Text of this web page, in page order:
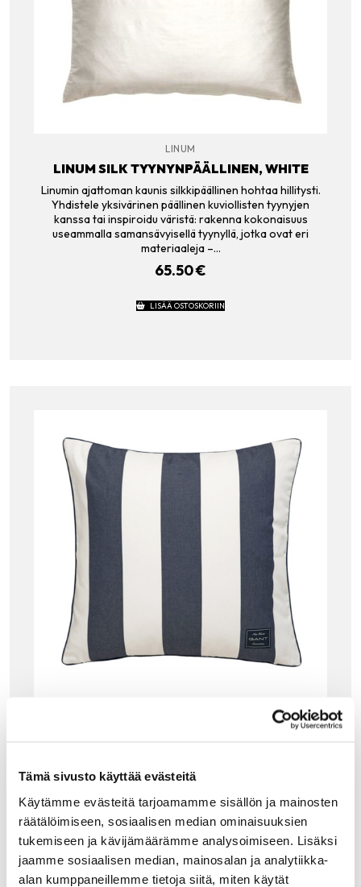
Tämä sivusto käyttää evästeitä
Käytämme evästeitä tarjoamamme sisällön ja mainosten
räätälöimiseen, sosiaalisen median ominaisuuksien
tukemiseen ja kävijämäärämme analysoimiseen. Lisäksi
jaamme sosiaalisen median, mainosalan ja analytiikka-
alan kumppaneillemme tietoja siitä, miten käytät
LINUM
LINUM SILK TYYNYNPÄÄLLINEN, WHITE
Linumin ajattoman kaunis silkkipäällinen hohtaa hillitysti.
Yhdistele yksivärinen päällinen kuviollisten tyynyjen
kanssa tai inspiroidu väristä: rakenna kokonaisuus
useammalla samansävyisellä tyynyllä, jotka ovat eri
materiaaleja –…
65.50€
LISÄÄ OSTOSKORIIN
Gantin Yacht stripe tyynynpäällinen sopii täydellisesti
sisutukseen! Kangas on kudottu laadukkaasta puuvillasta.
Tyynynpäällisen vetoketju on ommeltu piiloon alasaumaan
69.00€